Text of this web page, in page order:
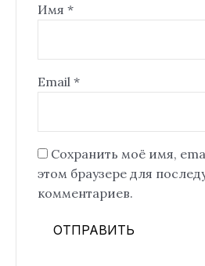
Имя *
Email *
Сохранить моё имя,
этом браузере для
комментариев.